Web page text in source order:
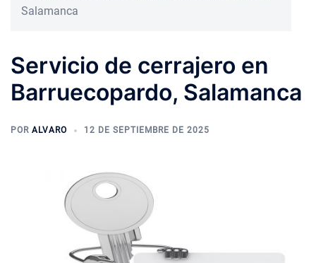
Salamanca
Servicio de cerrajero en
Barruecopardo, Salamanca
POR ALVARO 12 DE SEPTIEMBRE DE 2025